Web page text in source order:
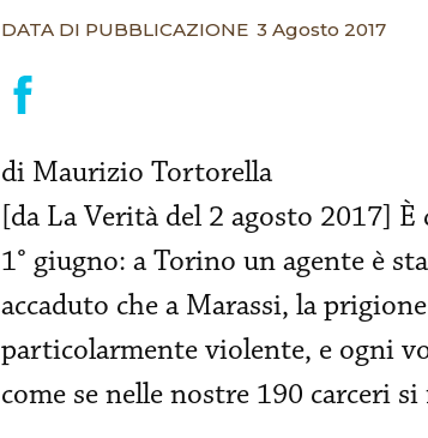
DATA DI PUBBLICAZIONE 3 Agosto 2017
di Maurizio Tortorella
[da La Verità del 2 agosto 2017]
1° giugno: a Torino un agente è
accaduto che a Marassi, la
particolarmente violente, e ogni
come se nelle nostre 190 carceri